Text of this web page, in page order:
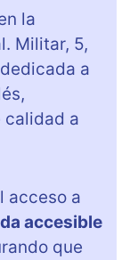
la
Militar, 5,
a
calidad a
acceso a
accesible
que